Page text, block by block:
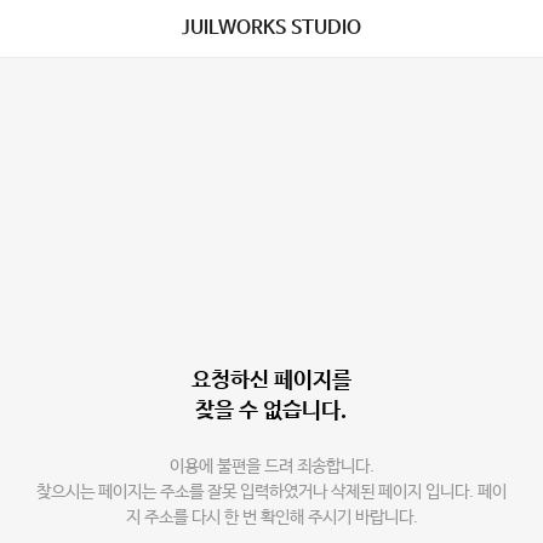
JUILWORKS STUDIO
요청하신 페이지를
찾을 수 없습니다.
이용에 불편을 드려 죄송합니다.
찾으시는 페이지는 주소를 잘못 입력하였거나 삭제된 페이지 입니다. 페이
지 주소를 다시 한 번 확인해 주시기 바랍니다.